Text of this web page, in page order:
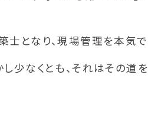
士となり、現場管理を本気
少なくとも、それはその